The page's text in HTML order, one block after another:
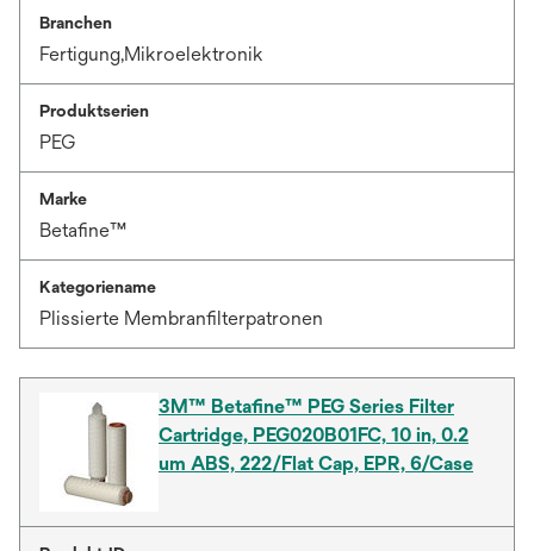
Branchen
Fertigung,Mikroelektronik
Produktserien
PEG
Marke
Betafine™
Kategoriename
Plissierte Membranfilterpatronen
3M™ Betafine™ PEG Series Filter
Cartridge, PEG020B01FC, 10 in, 0.2
um ABS, 222/Flat Cap, EPR, 6/Case